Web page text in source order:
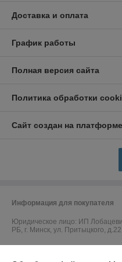
Доставка и оплата
График работы
Полная версия сайта
Политика обработки
Сайт создан на
Информация для покупателя
Юридическое лицо: ИП
РБ, г. Минск, ул. Притыцкого,